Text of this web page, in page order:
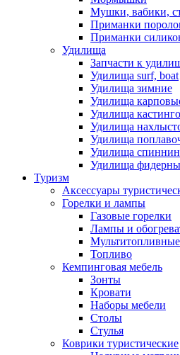
Мушки, вабики,
Приманки
Приманки
Удилища
Запчасти к
Удилища surf, boat
Удилища зимние
Удилища
Удилища
Удилища
Удилища
Удилища
Удилища
Туризм
Аксессуары
Горелки и лампы
Газовые горелки
Лампы и
Топливо
Кемпинговая мебель
Зонты
Кровати
Наборы мебели
Столы
Стулья
Коврики туристические